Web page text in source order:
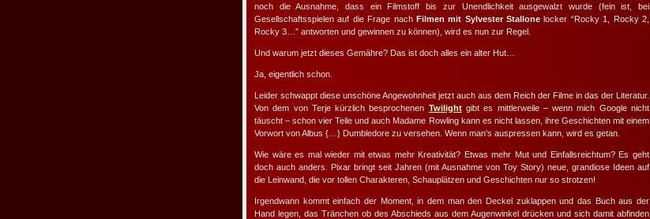
noch die Ausnahme, dass ein Filmstoff bis zur Unendlichkeit ausgewalzt wurde (fein ist, bei
Gesellschaftsspielen auf die Frage nach Filmen mit Sylvester Stallone locker “Rocky 1, Rocky 2,
Rocky 3…” antworten und gewinnen zu können), wird es nun zur Regel.
Und warum jetzt dieses Gemähre? Das ist doch alles ein alter Hut…
Ja, eigentlich schon.
Leider schwappt diese unschöne Angewohnheit jetzt auch aus dem Reich der Filme in das der Literatur.
Von dem von Terje kürzlich besprochenen Twilightgibt es mittlerweile – wenn mich Google nicht
täuscht – schon vier Teile und auch Madame Rowling kann es nicht lassen, ihre Geschichten mit einem
Vorwort von Albus {…} Dumbledore zu versehen. Wenn man’s auspressen kann, wird es getan.
Wie wäre es mal wieder mit etwas mehr Kreativität? Etwas mehr Mut und Einfallsreichtum? Es geht
doch auch anders. Pixar bringt seit Jahren (mit Ausnahme von Toy Story) neue, grandiose Ideen auf
die Leinwand, die vor tollen Charakteren, Schauplätzen und Geschichten nur so strotzen!
Irgendwann kommt einfach der Moment, in dem man den Deckel zuklappen und das Buch aus der
Hand legen, das Tränchen ob des Abschieds aus dem Augenwinkel drücken und sich damit abfinden